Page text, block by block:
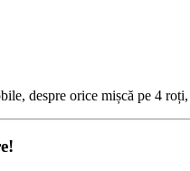
despre orice mișcă pe 4